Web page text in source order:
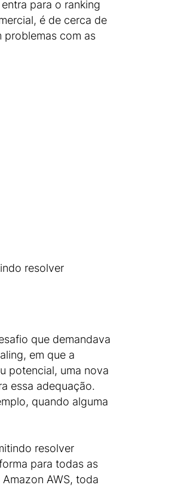
para o ranking
é de cerca de
problemas com as
resolver
que demandava
em que a
potencial, uma nova
essa adequação.
quando alguma
resolver
para todas as
AWS, toda